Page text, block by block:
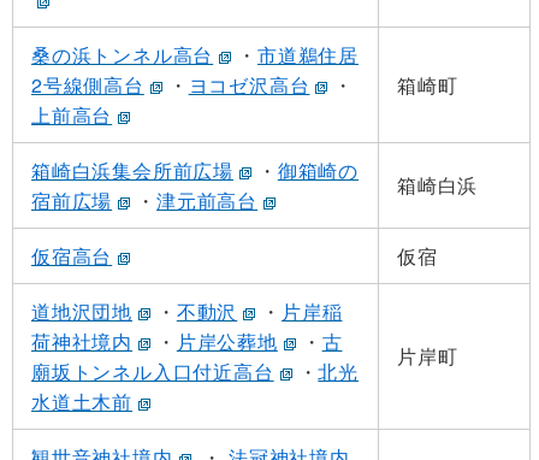
桑の浜トンネル高台 ・市道鵜住居
2号線側高台
・ ヨコゼ沢高台
・
上前高台
箱崎町
箱崎白浜集会所前広場 ・ 御箱崎の
宿前広場
・津元前高台
箱崎白浜
仮宿高台
仮宿
道地沢団地
・ 不動沢 ・ 片岸稲
荷神社境内
・ 片岸公葬地 ・ 古
廟坂トンネル入口付近高台
・北光
水道土木前
片岸町